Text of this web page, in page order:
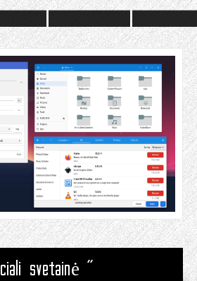
svetainė "